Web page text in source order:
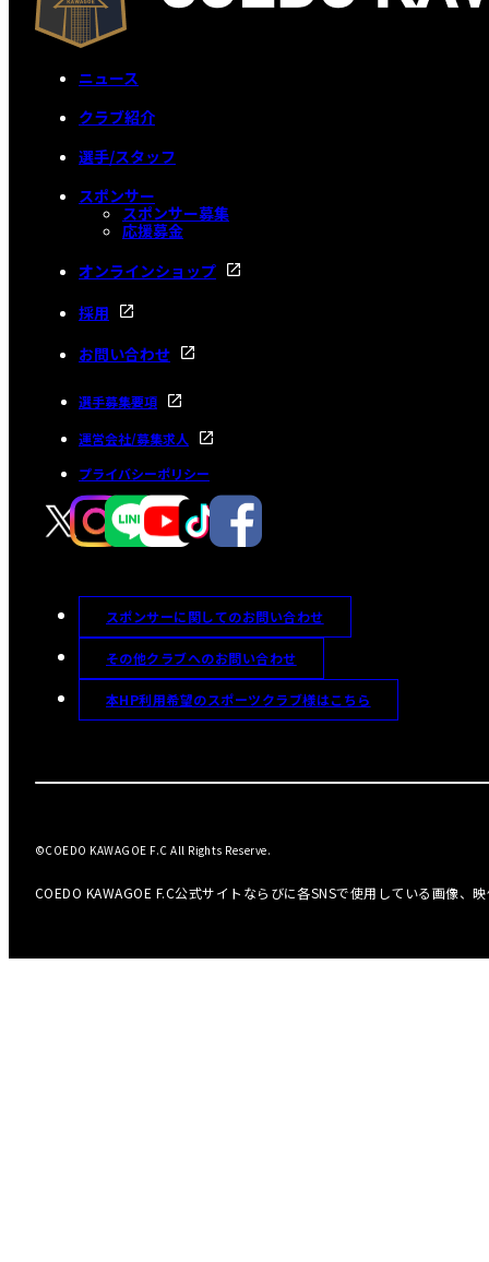
ニュース
クラブ紹介
選手/スタッフ
スポンサー
スポンサー募集
応援募金
オンラインショップ
採用
お問い合わせ
選手募集要項
運営会社/募集求人
プライバシーポリシー
スポンサーに関してのお問い合わせ
その他クラブへのお問い合わせ
本HP利用希望のスポーツクラブ様はこちら
COEDO KAWAGOE F.C公式サイトならびに各SNSで使用している画像、
©COEDO KAWAGOE F.C All Rights Reserve.